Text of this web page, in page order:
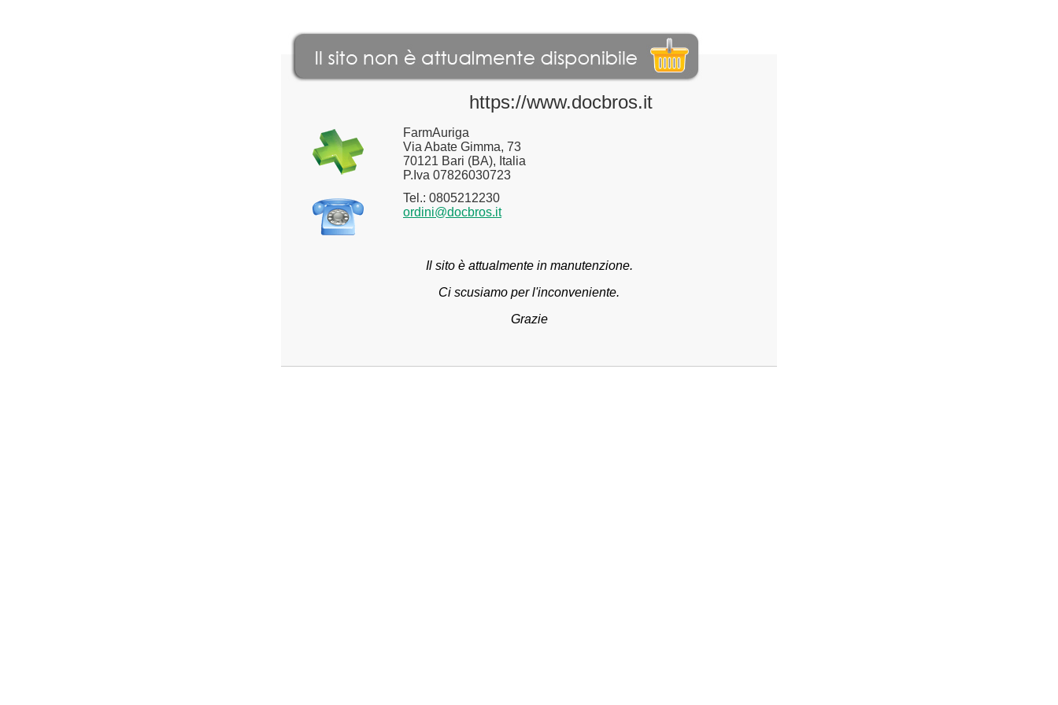
https://www.docbros.it
FarmAuriga
Via Abate Gimma, 73
70121 Bari (BA), Italia
P.Iva 07826030723
Tel.: 0805212230
ordini@docbros.it
Il sito è attualmente in manutenzione.
Ci scusiamo per l'inconveniente.
Grazie